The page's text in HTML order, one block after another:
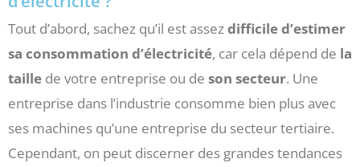
Tout d’abord, sachez qu’il est assezdifficile d’estimer
sa consommation d’électricité, car cela dépend de la
taille de votre entreprise ou de son secteur. Une
entreprise dans l’industrie consomme bien plus avec
ses machines qu’une entreprise du secteur tertiaire.
Cependant, on peut discerner des grandes tendances